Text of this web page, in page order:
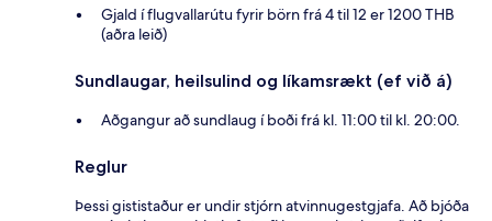
Gjald í flugvallarútu fyrir börn frá 4 til 12 er 1200 THB
(aðra leið)
Sundlaugar, heilsulind og líkamsrækt (ef við á)
Aðgangur að sundlaug í boði frá kl. 11:00 til kl. 20:00.
Reglur
Þessi gististaður er undir stjórn atvinnugestgjafa. Að bjóða